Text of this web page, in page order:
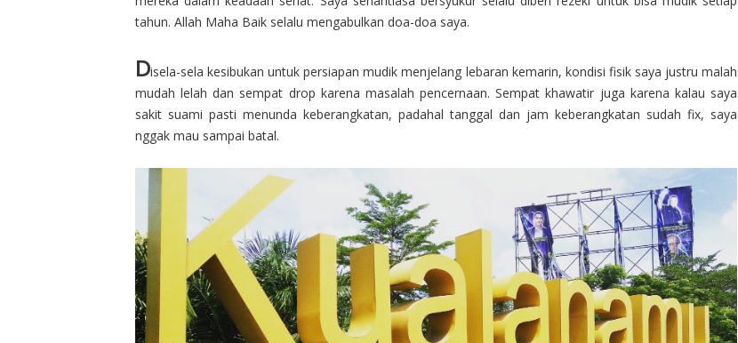
tahun. Allah Maha Baik selalu mengabulkan doa-doa saya.
Disela-sela kesibukan untuk persiapan mudik menjelang lebaran kemarin, kondisi fisik saya justru malah
mudah lelah dan sempat drop karena masalah pencernaan. Sempat khawatir juga karena kalau saya
sakit suami pasti menunda keberangkatan, padahal tanggal dan jam keberangkatan sudah fix, saya
nggak mau sampai batal.